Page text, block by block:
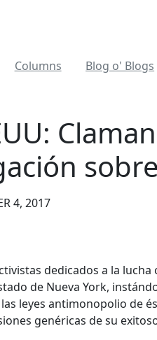
Columns Blog o' Blogs
4, 2017
dedicados a la
de Nueva York,
leyes antimonopolio de
genéricas de su